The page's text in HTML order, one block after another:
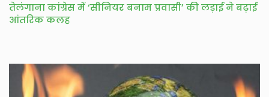
तेलंगाना कांग्रेस में ‘सीनियर बनाम प्रवासी’ की लड़ाई ने बढ़ाई
आंतरिक कलह